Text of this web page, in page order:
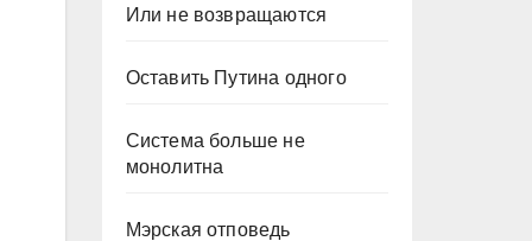
Или не возвращаются
Оставить Путина одного
Система больше не
монолитна
Мэрская отповедь